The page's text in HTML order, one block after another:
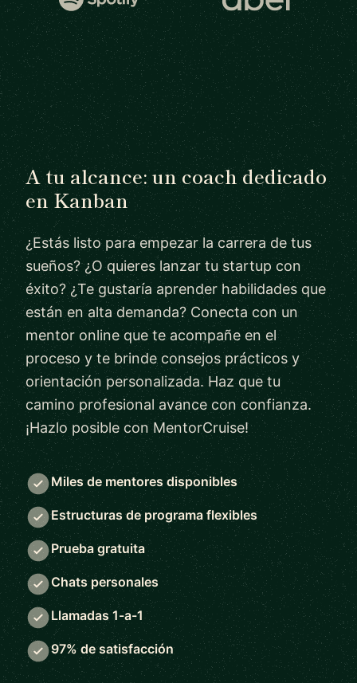
A tu alcance: un coach dedicado
en Kanban
¿Estás listo para empezar la carrera de tus
sueños? ¿O quieres lanzar tu startup con
éxito? ¿Te gustaría aprender habilidades que
están en alta demanda? Conecta con un
mentor online que te acompañe en el
proceso y te brinde consejos prácticos y
orientación personalizada. Haz que tu
camino profesional avance con confianza.
¡Hazlo posible con MentorCruise!
Miles de mentores disponibles
Estructuras de programa flexibles
Prueba gratuita
Chats personales
Llamadas 1-a-1
97% de satisfacción